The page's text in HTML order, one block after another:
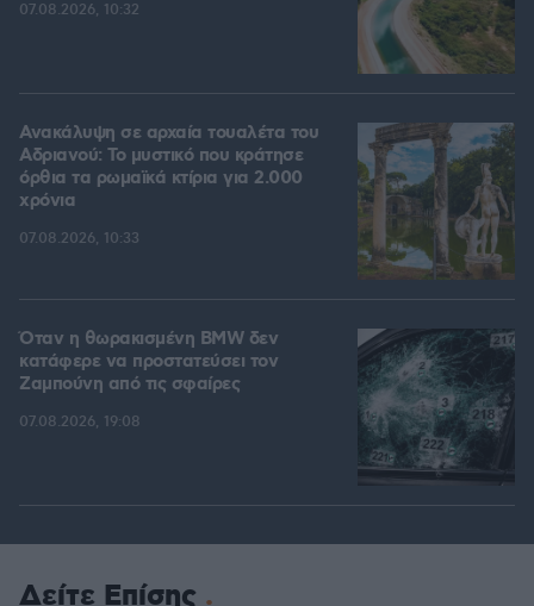
07.08.2026, 10:32
Ανακάλυψη σε αρχαία τουαλέτα του
Αδριανού: Το μυστικό που κράτησε
όρθια τα ρωμαϊκά κτίρια για 2.000
χρόνια
07.08.2026, 10:33
Όταν η θωρακισμένη BMW δεν
κατάφερε να προστατεύσει τον
Ζαμπούνη από τις σφαίρες
07.08.2026, 19:08
Δείτε Επίσης